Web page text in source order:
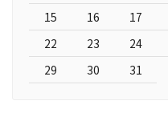
15
16 17
22
23 24
29
30 31